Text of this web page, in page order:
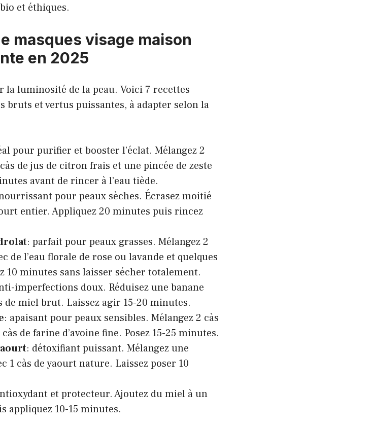
et éthiques.
masques visage maison
en 2025
luminosité de la peau. Voici 7 recettes
et vertus puissantes, à adapter selon la
pour purifier et booster l’éclat. Mélangez 2
de jus de citron frais et une pincée de zeste
avant de rincer à l’eau tiède.
pour peaux sèches. Écrasez moitié
entier. Appliquez 20 minutes puis rincez
: parfait pour peaux grasses. Mélangez 2
de l’eau florale de rose ou lavande et quelques
10 minutes sans laisser sécher totalement.
imperfections doux. Réduisez une banane
de miel brut. Laissez agir 15-20 minutes.
: apaisant pour peaux sensibles. Mélangez 2 càs
de farine d’avoine fine. Posez 15-25 minutes.
: détoxifiant puissant. Mélangez une
1 càs de yaourt nature. Laissez poser 10
et protecteur. Ajoutez du miel à un
appliquez 10-15 minutes.